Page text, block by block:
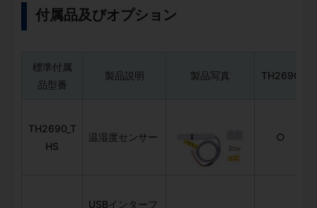
付属品及びオプション
標準付属
品型番
製品説明 製品写真 TH2690
TH2690_T
HS
温湿度センサー ○
USBインターフ